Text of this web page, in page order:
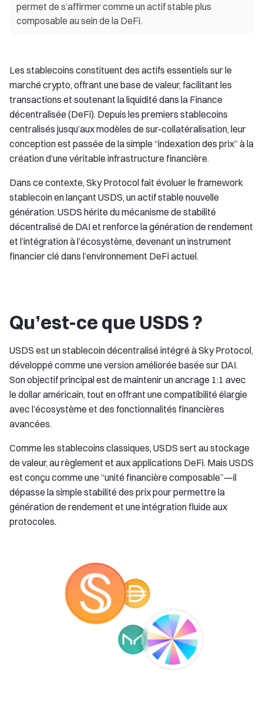
permet de s’affirmer comme un actif stable plus
composable au sein de la DeFi.
Les stablecoins constituent des actifs essentiels sur le
marché crypto, offrant une base de valeur, facilitant les
transactions et soutenant la liquidité dans la Finance
décentralisée (DeFi). Depuis les premiers stablecoins
centralisés jusqu’aux modèles de sur-collatéralisation, leur
conception est passée de la simple “indexation des prix” à la
création d’une véritable infrastructure financière.
Dans ce contexte, Sky Protocol fait évoluer le framework
stablecoin en lançant USDS, un actif stable nouvelle
génération. USDS hérite du mécanisme de stabilité
décentralisé de DAI et renforce la génération de rendement
et l’intégration à l’écosystème, devenant un instrument
financier clé dans l’environnement DeFi actuel.
Qu’est-ce que USDS ?
USDS est un stablecoin décentralisé intégré à Sky Protocol,
développé comme une version améliorée basée sur DAI.
Son objectif principal est de maintenir un ancrage 1:1 avec
le dollar américain, tout en offrant une compatibilité élargie
avec l’écosystème et des fonctionnalités financières
avancées.
Comme les stablecoins classiques, USDS sert au stockage
de valeur, au règlement et aux applications DeFi. Mais USDS
est conçu comme une “unité financière composable”—il
dépasse la simple stabilité des prix pour permettre la
génération de rendement et une intégration fluide aux
protocoles.